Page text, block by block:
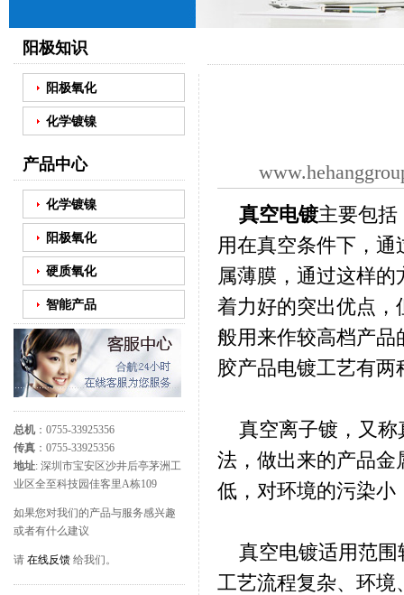
阳极知识
阳极氧化
化学镀镍
产品中心
化学镀镍
阳极氧化
硬质氧化
智能产品
总机 ：0755-33925356
传真 ：0755-33925356
地址: 深圳市宝安区沙井后亭茅洲工
业区全至科技园佳客里A栋109
如果您对我们的产品与服务感兴趣
或者有什么建议
请 在线反馈 给我们。
真空电镀主要包
用在真空条件下，
属薄膜，通过这样
着力好的突出优点，
般用来作较高档产
胶产品电镀工艺有
真空离子镀，又称
法，做出来的产品金
低，对环境的污染小
真空电镀适用范围
工艺流程复杂、环境